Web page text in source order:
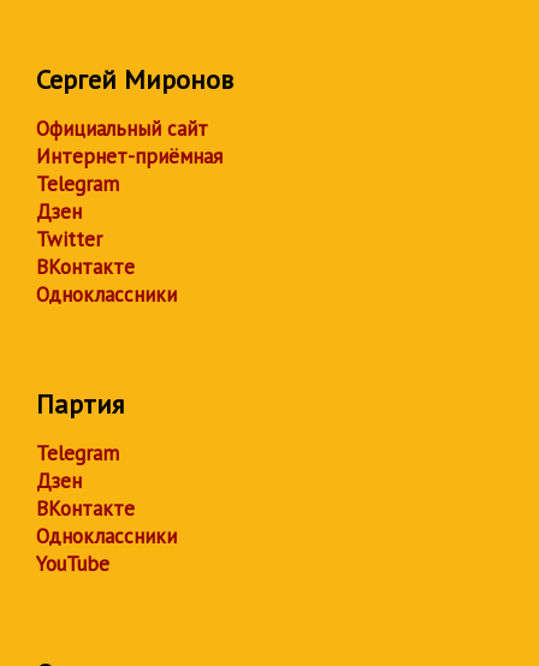
Сергей Миронов
Официальный сайт
Интернет-приёмная
Telegram
Дзен
Twitter
ВКонтакте
Одноклассники
Партия
Telegram
Дзен
ВКонтакте
Одноклассники
YouTube